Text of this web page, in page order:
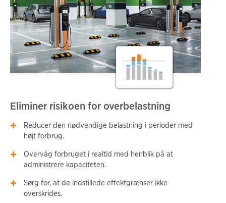
Eliminer risikoen for overbelastning
Reducer den nødvendige belastning i perioder med
højt forbrug.
Overvåg forbruget i realtid med henblik på at
administrere kapaciteten.
Sørg for, at de indstillede effektgrænser ikke
overskrides.